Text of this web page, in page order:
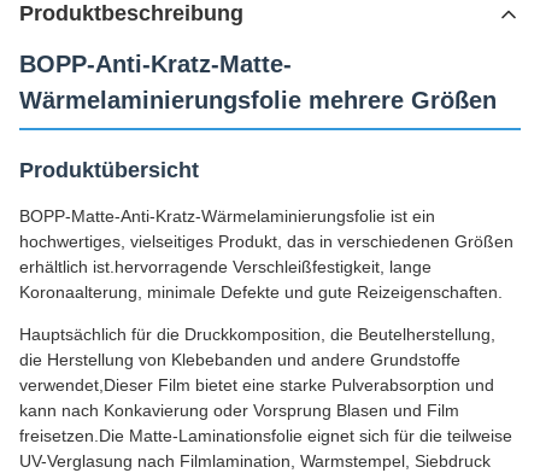
Produktbeschreibung
BOPP-Anti-Kratz-Matte-
Wärmelaminierungsfolie mehrere Größen
Produktübersicht
BOPP-Matte-Anti-Kratz-Wärmelaminierungsfolie ist ein
hochwertiges, vielseitiges Produkt, das in verschiedenen Größen
erhältlich ist.hervorragende Verschleißfestigkeit, lange
Koronaalterung, minimale Defekte und gute Reizeigenschaften.
Hauptsächlich für die Druckkomposition, die Beutelherstellung,
die Herstellung von Klebebanden und andere Grundstoffe
verwendet,Dieser Film bietet eine starke Pulverabsorption und
kann nach Konkavierung oder Vorsprung Blasen und Film
freisetzen.Die Matte-Laminationsfolie eignet sich für die teilweise
UV-Verglasung nach Filmlamination, Warmstempel, Siebdruck